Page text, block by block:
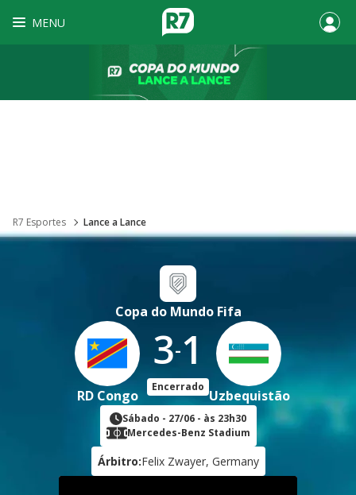
MENU
R7 Esportes Lance a Lance
Copa do Mundo Fifa
RD Congo
3-1
Encerrado
Uzbequistão
Sábado - 27/06 - às 23h30
Mercedes-Benz Stadium
Árbitro:Felix Zwayer, Germany